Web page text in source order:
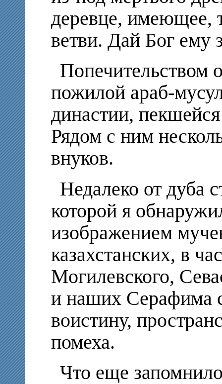
деревце, имеющее,
ветви. Дай Бог ему
Попечительством
пожилой араб-
династии,
Рядом с ним
внуков.
Недалеко от дуба
которой я
изображением
казахстанских, в
Могилевского,
и наших Серафима
воистину,
помеха.
Что еще